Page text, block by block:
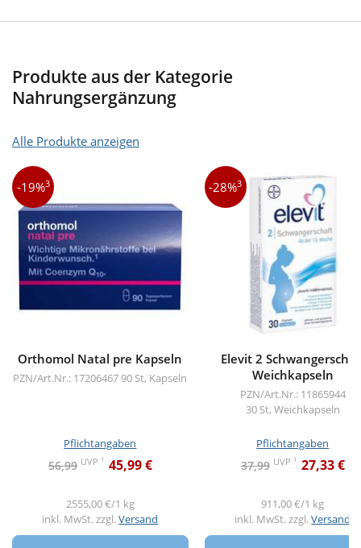
Produkte aus der Kategorie
Nahrungsergänzung
Alle Produkte anzeigen
-19%3
Orthomol Natal pre Kapseln
PZN/Art.Nr.: 1720646790 St, Kapseln
Pflichtangaben
56,99 UVP 1 45,99 €
2555,00 €/1 kg
inkl. MwSt. zzgl.Versand
-28%3
Elevit 2
Weichkapseln
PZN/Art.Nr.: 11865944
30 St, Weichkapseln
Pflichtangaben
37,99 UVP 1 27,33 €
911,00 €/1 kg
inkl. MwSt. zzgl.Versand